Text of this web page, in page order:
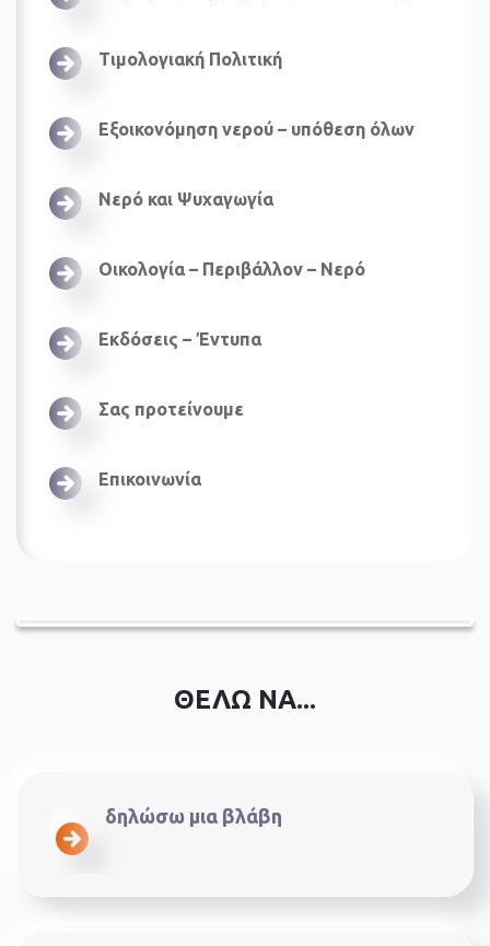
Τιμολογιακή Πολιτική
Εξοικονόμηση νερού – υπόθεση όλων
Νερό και Ψυχαγωγία
Οικολογία – Περιβάλλον – Νερό
Εκδόσεις – Έντυπα
Σας προτείνουμε
Επικοινωνία
ΘΕΛΩ ΝΑ...
δηλώσω μια βλάβη